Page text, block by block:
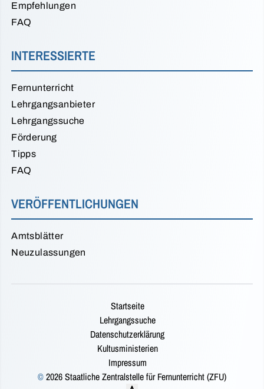
Empfehlungen
FAQ
INTERESSIERTE
Fernunterricht
Lehrgangsanbieter
Lehrgangssuche
Förderung
Tipps
FAQ
VERÖFFENTLICHUNGEN
Amtsblätter
Neuzulassungen
Startseite
Lehrgangssuche
Datenschutzerklärung
Kultusministerien
Impressum
©2026 Staatliche Zentralstelle für Fernunterricht (ZFU)